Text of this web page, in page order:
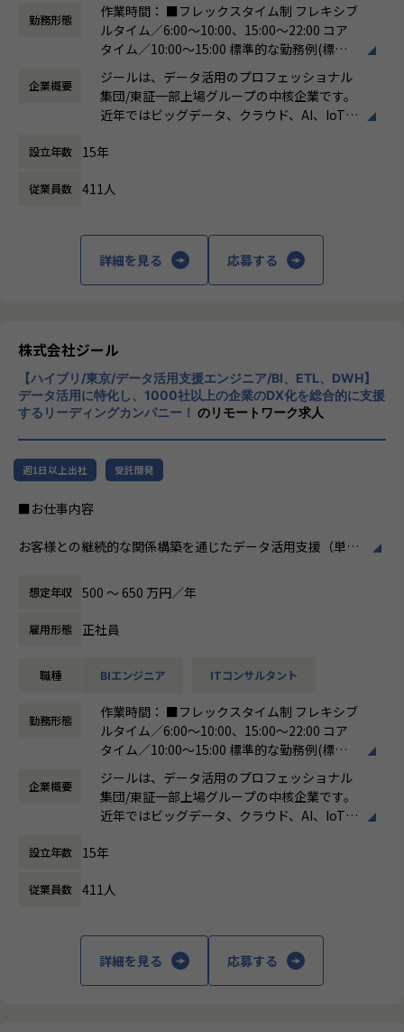
-顧客との関係構築およびリレーション強化
-社内外ステークホルダーとの調整・ファシリテーション
※データ領域については、専門的な開発スキルは必須では
なく、顧客折衝の場においてコミュニケーションが取れるレ
ベルで問題ありません。
■担当頂きたいミッション
ス機会を創出する
・アカウントプランを策定し、営業と連携して提案〜受注ま
・ステアリングコミッティを通じた意思決定支援・関係強化
・顧客と「共に事業を創る」経験ができる
-単発案件ではなく、中長期視点で顧客のビジネス成長に
関与できます。
・大手企業の意思決定層と直接対峙できる
・裁量の大きいアカウント経営に近い役割
で関われます。
-データ領域の専門開発は不要。PM・ビジネス視点を活か
・セカンドキャリアとしてのフィット
-ラインマネジメント経験を活かしつつ、再び顧客最前線で
価値発揮が可能です。
■組織紹介（アカウントマネジメント室について）
ライズ企業）に対して、中長期的なビジネス価値創出を担う
単なるプロジェクト遂行に留まらず、顧客の経営・事業課題
に深く入り込み、「共に事業を創るパートナー」として伴走
します。
営業・データエンジニア・コンサルタントと密に連携しなが
ることがミッションです。
略立案・実行をリードします。
勤務形態
作業時間： ■フレックスタイム制 フレキシブ
ルタイム／6:00～10:00、15:00～22:00 コア
タイム／10:00～15:00 標準的な勤務例(標準
労働時間)／9:00～18:00
働き方：フレックス制（コアタイムあり）
時間外労働の有無： 有（月平均19時間）
休憩時間： 60分
企業概要
ジールは、データ活用のプロフェッショナル
集団/東証一部上場グループの中核企業です。
近年ではビッグデータ、クラウド、AI、IoTを
する立場にスコープを拡張しています。
顧客の大半は大手企業となっており、30年以
■Mission：専門性と技術力、高度な分析ノ
ズに応えるため、私たちは「プロフェッショ
ナルサービスの大衆化」をミッションとして
掲げております。高い専門性を持った技術
力、深い経験から得られた多様性のある高度
な分析力をハイクオリティ＆ローコストで提
供することで、企業の競争優位確保に貢献す
ることを私たちは使命としております。
員全員が燃える会社」を目指しています。理
展する企業です。そして、社員全員が燃え続
ます。お客様に対する長期的な貢献を果たす
設立年数 15年
従業員数 411人
詳細を見る 応募する
株式会社ジール
【ハイブリ/東京/データ活用支援エンジニア/BI、ETL、DWH】
データ活用に特化し、1000社以上の企業のDX化を総合的に支援
するリーディングカンパニー！ のリモートワーク求人
週1日以上出社 受託開発
■お仕事内容
お客様との継続的な関係構築を通じたデータ活用支援（単発
具体的な業務内容は以下のとおりです。
●顧客の業務理解を深め、課題に対するデータ活用の提案・
実行
●DOMOを含む、データ統合基盤に関わる各種製品・サービ
画面（ダッシュボードやレポート、帳票など）作成
●PowerPoint等を用いた提案資料の作成とプレゼンテーシ
●ベンダーとのアライアンス活動（資格取得やイベント参加
など）
・クラウド型BIプラットフォーム。データの収集から蓄積、
・BuzzというコミュケーションツールやAppsというライト
【組織の特徴・魅力】
・「真のデータドリブンコンサルティング」を体現すべく、
お客様の真のパートナーになることを目標としています。
想定年収 500 〜 650 万円／年
雇用形態 正社員
職種 BIエンジニア ITコンサルタント
勤務形態
作業時間： ■フレックスタイム制 フレキシブ
ルタイム／6:00～10:00、15:00～22:00 コア
タイム／10:00～15:00 標準的な勤務例(標準
労働時間)／9:00～18:00
働き方：フレックス制（コアタイムあり）
時間外労働の有無： 有（月平均19時間）
休憩時間： 60分
企業概要
ジールは、データ活用のプロフェッショナル
集団/東証一部上場グループの中核企業です。
近年ではビッグデータ、クラウド、AI、IoTを
する立場にスコープを拡張しています。
顧客の大半は大手企業となっており、30年以
■Mission：専門性と技術力、高度な分析ノ
設立年数 15年
従業員数 411人
詳細を見る 応募する